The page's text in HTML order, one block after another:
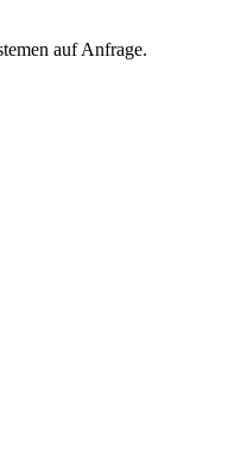
auf Anfrage.